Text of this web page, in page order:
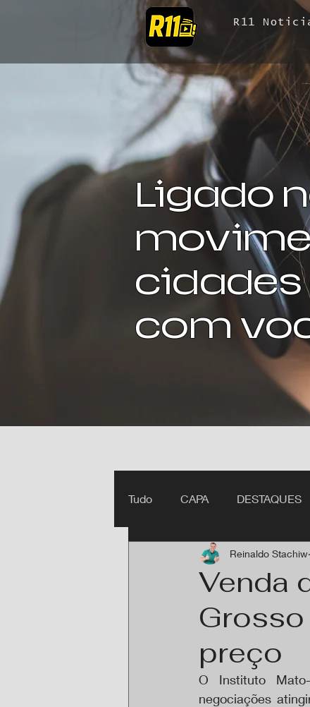
R11
Ligado
cidades
com
Tudo CAPA DESTAQUES
Ipiranga do Norte MT
Venda
preço
Reinaldo Stachiw
O Instituto
negociações